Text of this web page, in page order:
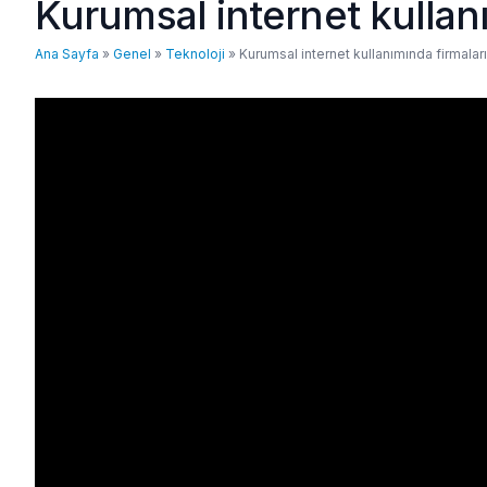
Kurumsal internet
Ana Sayfa » Genel » Teknoloji » Kurumsal internet kullanımında